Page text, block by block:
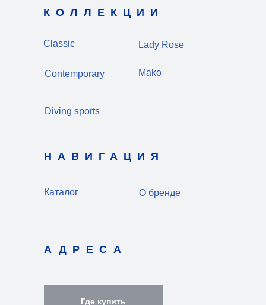
О бренде
Каталог
Lady Rose
Diving sports
Contemporary
АДРЕСА
НАВИГАЦИЯ
КОЛЛЕКЦИИ
Classic
Mako
Где купить